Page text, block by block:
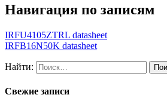
Навигация по записям
IRFU4105ZTRL datasheet
IRFB16N50K datasheet
Найти:
Свежие записи